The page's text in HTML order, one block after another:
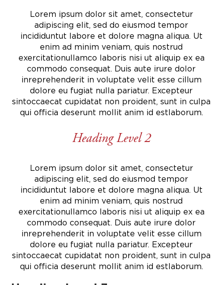
Lorem ipsum dolor sit amet, consectetur
adipiscing elit, sed do eiusmod tempor
incididuntut labore et dolore magna aliqua. Ut
enim ad minim veniam, quis nostrud
exercitationullamco laboris nisi ut aliquip ex ea
commodo consequat. Duis aute irure dolor
inreprehenderit in voluptate velit esse cillum
dolore eu fugiat nulla pariatur. Excepteur
sintoccaecat cupidatat non proident, sunt in culpa
qui officia deserunt mollit anim id est laborum.
Heading Level 2
Lorem ipsum dolor sit amet, consectetur
adipiscing elit, sed do eiusmod tempor
incididuntut labore et dolore magna aliqua. Ut
enim ad minim veniam, quis nostrud
exercitationullamco laboris nisi ut aliquip ex ea
commodo consequat. Duis aute irure dolor
inreprehenderit in voluptate velit esse cillum
dolore eu fugiat nulla pariatur. Excepteur
sintoccaecat cupidatat non proident, sunt in culpa
qui officia deserunt mollit anim id est laborum.